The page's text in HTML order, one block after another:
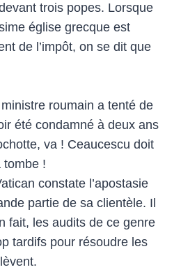
trois popes. Lorsque
église grecque est
de l’impôt, on se dit que
roumain a tenté de
été condamné à deux ans
va ! Ceaucescu doit
tombe !
constate l’apostasie
partie de sa clientèle. Il
fait, les audits de ce genre
tardifs pour résoudre les